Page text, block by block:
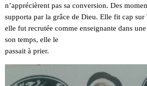
n’apprécièrent pas sa conversion. Des
supporta par la grâce de Dieu. Elle fit cap
elle fut recrutée comme enseignante dans
son temps, elle le
passait à prier.